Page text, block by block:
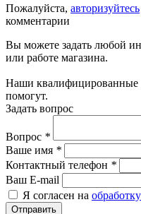
Пожалуйста, авторизуйтесь
комментарии
Вы можете задать любой
или работе магазина.
Наши квалифицированные
помогут.
Задать вопрос
Вопрос *
Ваше имя *
Контактный телефон *
Ваш E-mail
Я согласен на
Отправить